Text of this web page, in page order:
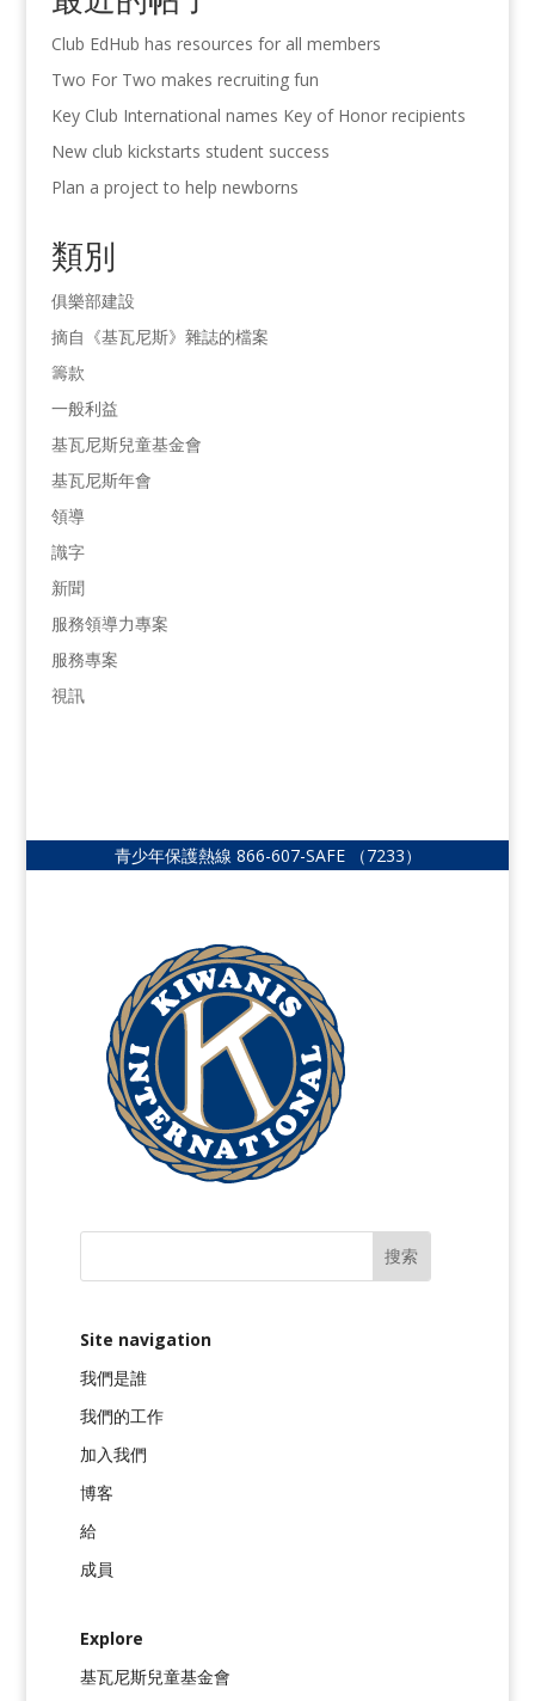
Club EdHub has resources for all members
Two For Two makes recruiting fun
Key Club International names Key of Honor recipients
New club kickstarts student success
Plan a project to help newborns
類別
俱樂部建設
摘自《基瓦尼斯》雜誌的檔案
籌款
一般利益
基瓦尼斯兒童基金會
基瓦尼斯年會
領導
識字
新聞
服務領導力專案
服務專案
視訊
青少年保護熱線 866-607-SAFE （7233）
Site navigation
我們是誰
我們的工作
加入我們
博客
給
成員
Explore
基瓦尼斯兒童基金會